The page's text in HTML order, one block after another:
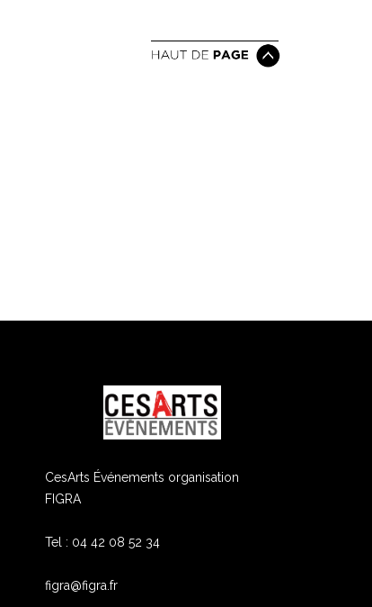
CesArts Événements organisation
FIGRA
Tel : 04 42 08 52 34
figra@figra.fr